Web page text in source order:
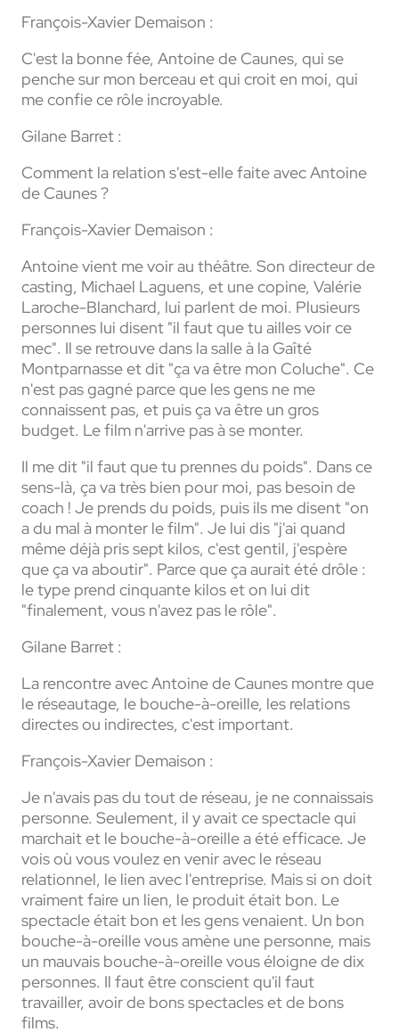
François-Xavier Demaison :
C'est la bonne fée, Antoine de Caunes, qui se
penche sur mon berceau et qui croit en moi, qui
me confie ce rôle incroyable.
Gilane Barret :
Comment la relation s'est-elle faite avec Antoine
de Caunes ?
François-Xavier Demaison :
Antoine vient me voir au théâtre. Son directeur de
casting, Michael Laguens, et une copine, Valérie
Laroche-Blanchard, lui parlent de moi. Plusieurs
personnes lui disent "il faut que tu ailles voir ce
mec". Il se retrouve dans la salle à la Gaîté
Montparnasse et dit "ça va être mon Coluche". Ce
n'est pas gagné parce que les gens ne me
connaissent pas, et puis ça va être un gros
budget. Le film n'arrive pas à se monter.
Il me dit "il faut que tu prennes du poids". Dans ce
sens-là, ça va très bien pour moi, pas besoin de
coach ! Je prends du poids, puis ils me disent "on
a du mal à monter le film". Je lui dis "j'ai quand
même déjà pris sept kilos, c'est gentil, j'espère
que ça va aboutir". Parce que ça aurait été drôle :
le type prend cinquante kilos et on lui dit
"finalement, vous n'avez pas le rôle".
Gilane Barret :
La rencontre avec Antoine de Caunes montre que
le réseautage, le bouche-à-oreille, les relations
directes ou indirectes, c'est important.
François-Xavier Demaison :
Je n'avais pas du tout de réseau, je ne connaissais
personne. Seulement, il y avait ce spectacle qui
marchait et le bouche-à-oreille a été efficace. Je
vois où vous voulez en venir avec le réseau
relationnel, le lien avec l'entreprise. Mais si on doit
vraiment faire un lien, le produit était bon. Le
spectacle était bon et les gens venaient. Un bon
bouche-à-oreille vous amène une personne, mais
un mauvais bouche-à-oreille vous éloigne de dix
personnes. Il faut être conscient qu'il faut
travailler, avoir de bons spectacles et de bons
films.